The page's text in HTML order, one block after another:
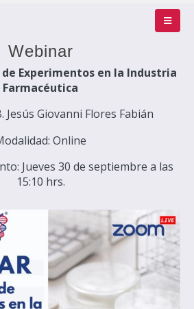
Webinar
de Experimentos en la Industria
Farmacéutica
Jesús Giovanni Flores Fabián
Online
Jueves 30 de septiembre a las
15:10 hrs.